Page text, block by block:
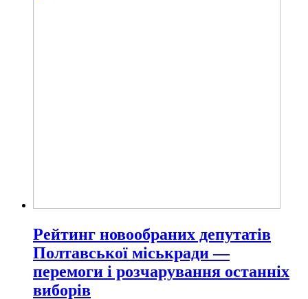
Рейтинг новообраних депутатів
Полтавської міськради —
перемоги і розчарування останніх
виборів